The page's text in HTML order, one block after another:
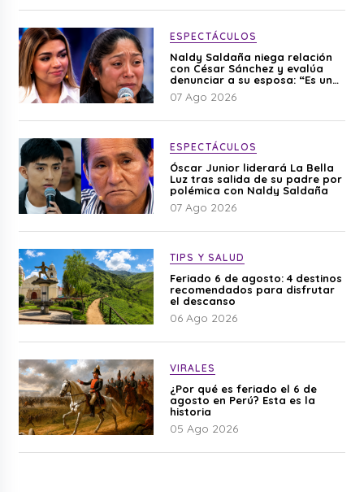
ESPECTÁCULOS
Naldy Saldaña niega relación
con César Sánchez y evalúa
denunciar a su esposa: “Es una
difamación”
07 Ago 2026
ESPECTÁCULOS
Óscar Junior liderará La Bella
Luz tras salida de su padre por
polémica con Naldy Saldaña
07 Ago 2026
TIPS Y SALUD
Feriado 6 de agosto: 4 destinos
recomendados para disfrutar
el descanso
06 Ago 2026
VIRALES
¿Por qué es feriado el 6 de
agosto en Perú? Esta es la
historia
05 Ago 2026